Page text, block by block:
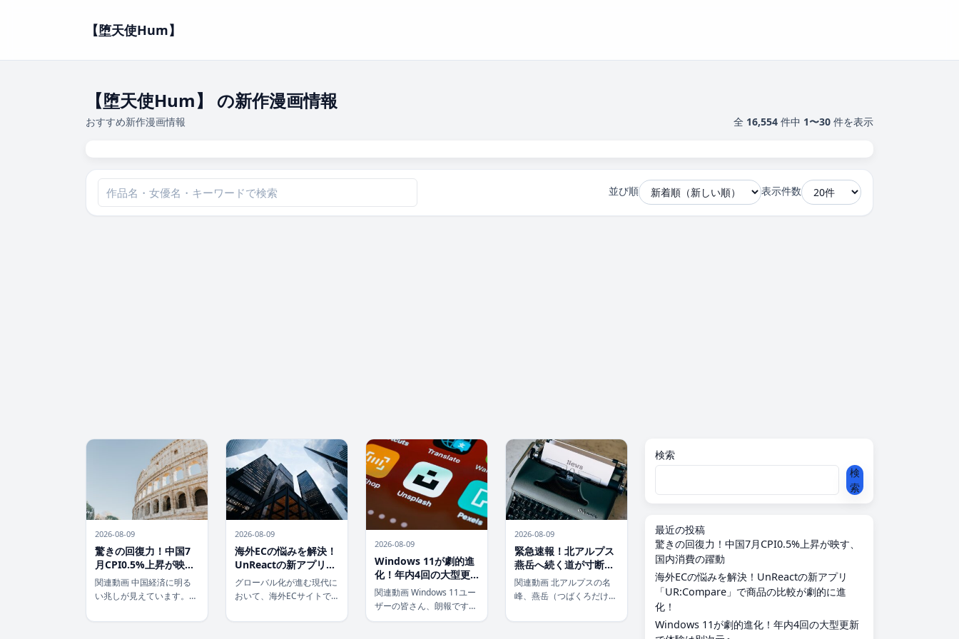
【堕天使Hum】
【堕天使Hum】 の新作漫画情報
おすすめ新作漫画情報 全 16,554 件中 1〜30 件を表示
並び順 表示件数
2026-08-09
驚きの回復力！中国7
月CPI0.5%上昇が映
す、国内消費の躍動
関連動画 中国経済に明る
い兆しが見えています。
数（CPI）が前年同月比
2026-08-09
海外ECの悩みを解決！
UnReactの新アプリ
「UR:Compare」で商
品の比較が劇的に進
化！
グローバル化が進む現代に
おいて、海外ECサイトで
部となっています。しか
2026-08-09
Windows 11が劇的進
化！年内4回の大型更
新で体験は別次元へ
関連動画 Windows 11ユー
ザーの皆さん、朗報です！
マイクロソフトは年内に、
2026-08-09
緊急速報！北アルプス
燕岳へ続く道が寸断、
390人が孤立状態に
関連動画 北アルプスの名
峰、燕岳（つばくろだけ）
土砂崩れにより寸断されま
検索
検
索
最近の投稿
驚きの回復力！中国7月CPI0.5%上昇が映す、
国内消費の躍動
海外ECの悩みを解決！UnReactの新アプリ
「UR:Compare」で商品の比較が劇的に進
化！
Windows 11が劇的進化！年内4回の大型更新